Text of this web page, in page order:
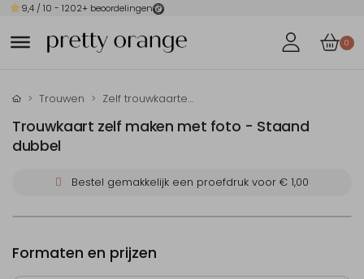
9,4 / 10 - 1202+ beoordelingen
0
Trouwen Zelf trouwkaarten maken
Trouwkaart zelf maken met foto - Staand
dubbel
Bestel gemakkelijk een proefdruk voor € 1,00
Formaten en prijzen